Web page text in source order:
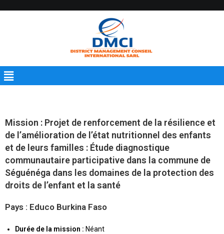
Mission : Projet de renforcement de la résilience et
de l’amélioration de l’état nutritionnel des enfants
et de leurs familles : Étude diagnostique
communautaire participative dans la commune de
Séguénéga dans les domaines de la protection des
droits de l’enfant et la santé
Pays : Educo Burkina Faso
Durée de la mission : Néant